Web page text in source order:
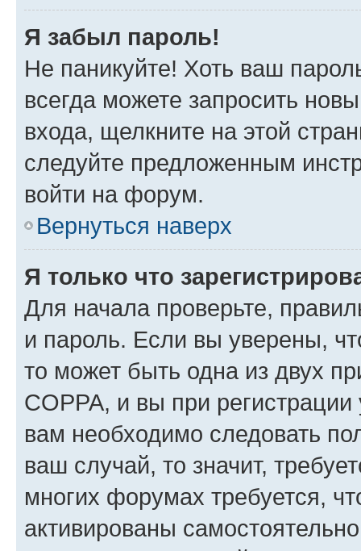
Я забыл пароль!
Не паникуйте! Хоть ваш
всегда можете запросить
входа, щелкните на этой
следуйте предложенным
войти на форум.
Вернуться наверх
Я только что
Для начала проверьте,
и пароль. Если вы уверены,
то может быть одна из двух
COPPA, и вы при
вам необходимо следовать
ваш случай, то значит,
многих форумах требуется,
активированы